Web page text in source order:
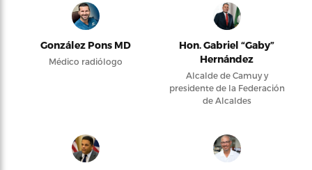
González Pons MD
Médico radiólogo
Hon. Gabriel “Gaby”
Hernández
Alcalde de Camuy y
presidente de la Federación
de Alcaldes